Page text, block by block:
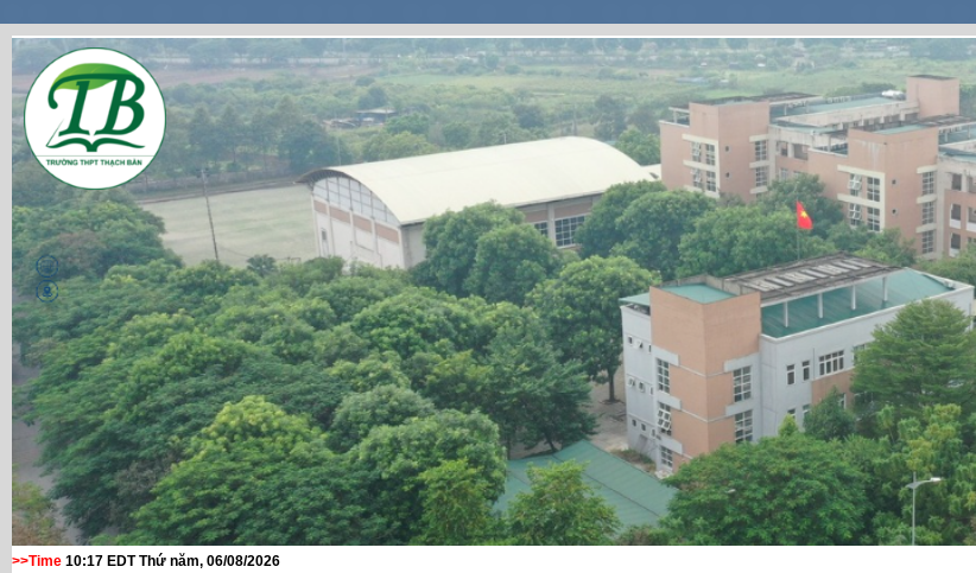
>>Time 10:17 EDT Thứ năm, 06/08/2026